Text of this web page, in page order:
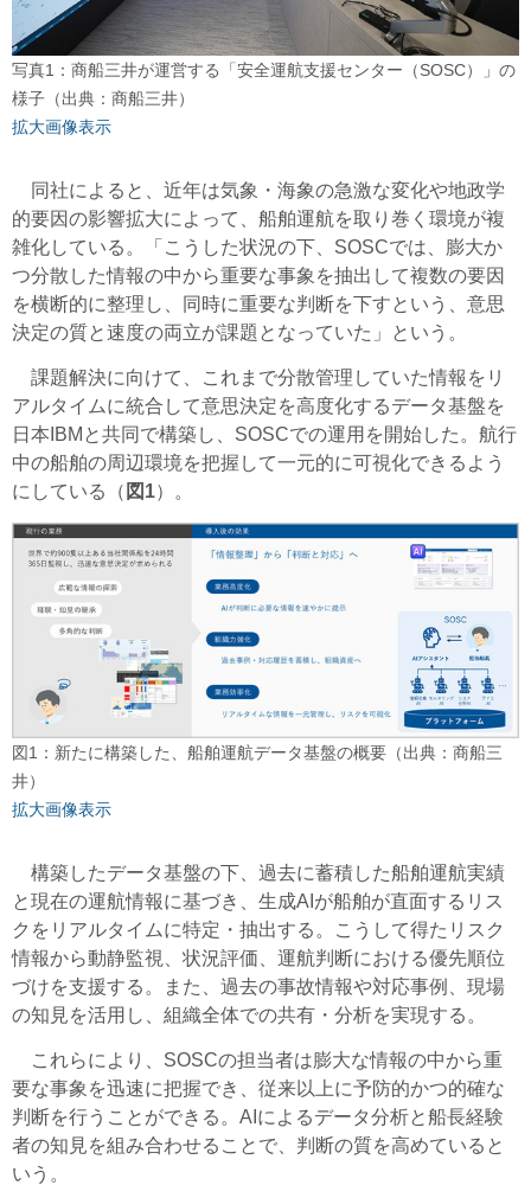
写真1：商船三井が運営する「安全運航支援センター（SOSC）」の
様子（出典：商船三井）
拡大画像表示
同社によると、近年は気象・海象の急激な変化や地政学
的要因の影響拡大によって、船舶運航を取り巻く環境が複
雑化している。「こうした状況の下、SOSCでは、膨大か
つ分散した情報の中から重要な事象を抽出して複数の要因
を横断的に整理し、同時に重要な判断を下すという、意思
決定の質と速度の両立が課題となっていた」という。
課題解決に向けて、これまで分散管理していた情報をリ
アルタイムに統合して意思決定を高度化するデータ基盤を
日本IBMと共同で構築し、SOSCでの運用を開始した。航行
中の船舶の周辺環境を把握して一元的に可視化できるよう
にしている（ 図1）。
図1：新たに構築した、船舶運航データ基盤の概要（出典：商船三
井）
拡大画像表示
構築したデータ基盤の下、過去に蓄積した船舶運航実績
と現在の運航情報に基づき、生成AIが船舶が直面するリス
クをリアルタイムに特定・抽出する。こうして得たリスク
情報から動静監視、状況評価、運航判断における優先順位
づけを支援する。
また、過去の事故情報や対応事例、現場
の知見を活用し、組織全体での共有・分析を実現する。
これらにより、SOSCの担当者は膨大な情報の中から重
要な事象を迅速に把握でき、従来以上に予防的かつ的確な
判断を行うことができる。AIによるデータ分析と船長経験
者の知見を組み合わせることで、判断の質を高めていると
いう。